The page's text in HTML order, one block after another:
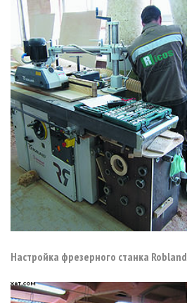
Настройка фрезерного станка Robland